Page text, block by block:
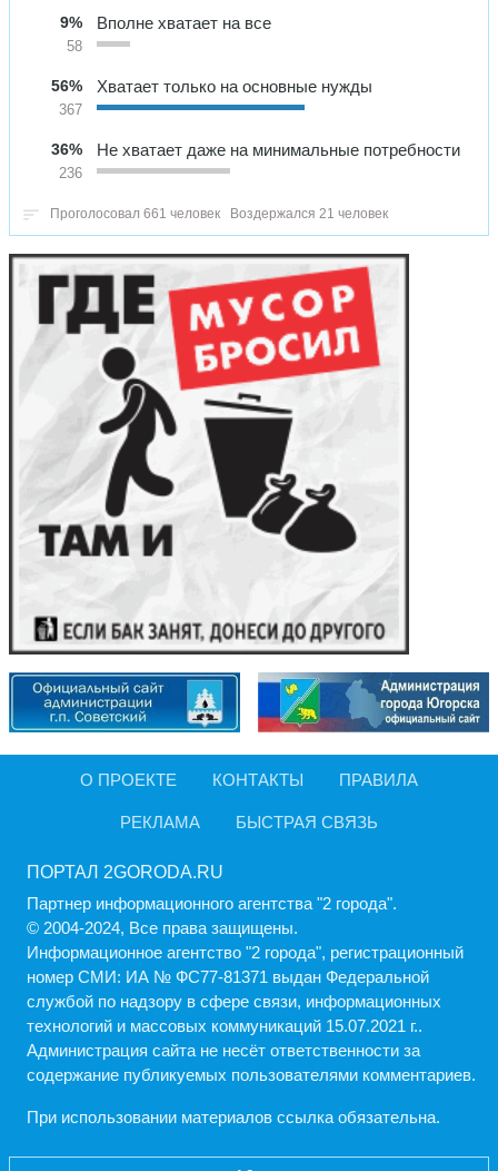
9%
58
Вполне хватает на все
56%
367
Хватает только на основные нужды
36%
236
Не хватает даже на минимальные потребности
Проголосовал 661 человек Воздержался 21 человек
О ПРОЕКТЕ КОНТАКТЫ ПРАВИЛА
РЕКЛАМА БЫСТРАЯ СВЯЗЬ
ПОРТАЛ 2GORODA.RU
Партнер информационного агентства "2 города".
© 2004-2024, Все права защищены.
Информационное агентство "2 города", регистрационный
номер СМИ: ИА № ФС77-81371 выдан Федеральной
службой по надзору в сфере связи, информационных
технологий и массовых коммуникаций 15.07.2021 г..
Администрация cайта не несёт ответственности за
содержание публикуемых пользователями комментариев.
При использовании материалов ссылка обязательна.